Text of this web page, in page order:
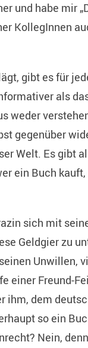
und habe mir
KollegInnen
gibt es für
als
weder
gegenüber
Welt. Es gibt
ein Buch
sich mit
Geldgier zu
Unwillen,
einer Freund-
ihm, dem
so ein
Nein,